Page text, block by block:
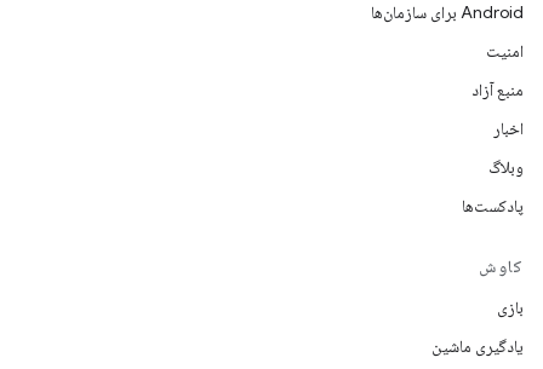
Android برای سازمان‌ها
امنیت
منبع آزاد
اخبار
وبلاگ
پادکست‌ها
کاوش
بازی
یادگیری ماشین